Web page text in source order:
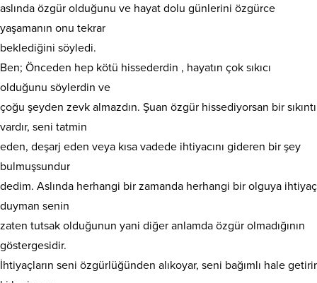
aslında özgür olduğunu ve hayat dolu günlerini özgürce
yaşamanın onu tekrar
beklediğini söyledi.
Ben; Önceden hep kötü hissederdin , hayatın çok sıkıcı
olduğunu söylerdin ve
çoğu şeyden zevk almazdın. Şuan özgür hissediyorsan bir sıkıntı
vardır, seni tatmin
eden, deşarj eden veya kısa vadede ihtiyacını gideren bir şey
bulmuşsundur
dedim. Aslında herhangi bir zamanda herhangi bir olguya ihtiyaç
duyman senin
zaten tutsak olduğunun yani diğer anlamda özgür olmadığının
göstergesidir.
İhtiyaçların seni özgürlüğünden alıkoyar, seni bağımlı hale getirir